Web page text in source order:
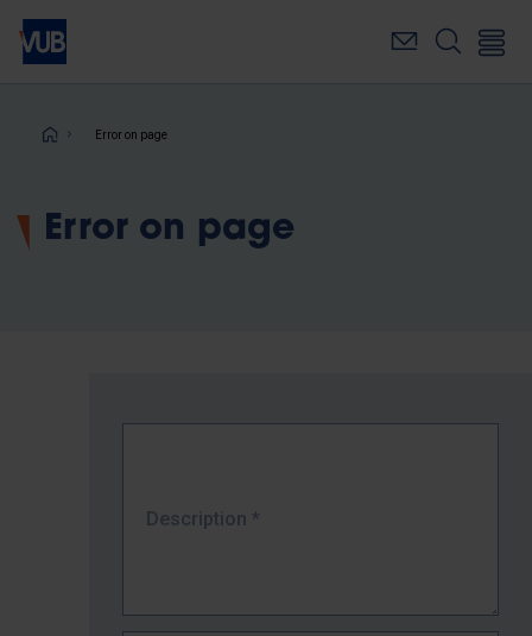
Skip
main
Breadcrumb
Error on page
Error on page
Description *